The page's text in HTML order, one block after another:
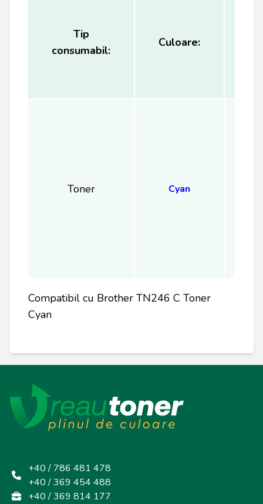
Tip
consumabil:
Culoare:
Toner Cyan
Compatibil cu Brother TN246 C Toner
Cyan
+40 / 786 481 478
+40 / 369 454 488
+40 / 369 814 177